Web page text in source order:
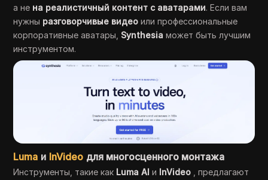
а не на реалистичный контент с аватарами. Если вам
нужны разговорчивые видео или профессиональные
корпоративные аватары, Synthesia может быть лучшим
инструментом.
Luma и InVideo для многосценного монтажа
Инструменты, такие как Luma AI и InVideo , предлагают